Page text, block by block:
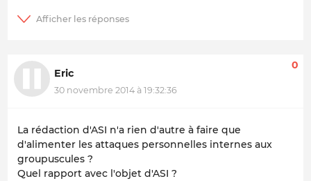
Eric
30 novembre 2014 à 19:32:36
0
La rédaction d'ASI n'a rien d'autre à faire que
d'alimenter les attaques personnelles internes aux
groupuscules ?
Quel rapport avec l'objet d'ASI ?